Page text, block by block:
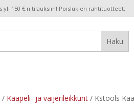
yli 150 €:n tilauksiin! Poislukien rahtituotteet.
/ Kaapeli- ja vaijerileikkurit/ Kstools